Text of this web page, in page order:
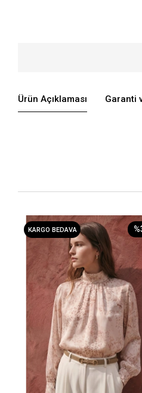
Ürün Açıklaması Garanti
KARGO BEDAVA